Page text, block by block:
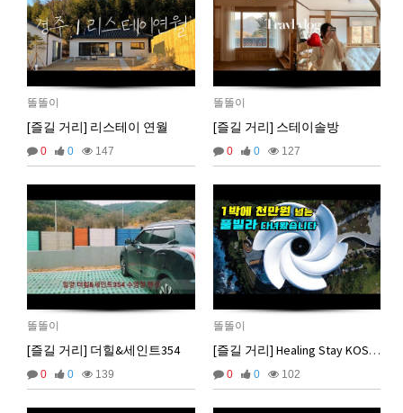
똘똘이
[즐길 거리] 리스테이 연월
0 0 147
똘똘이
[즐길 거리] 스테이솔방
0 0 127
똘똘이
[즐길 거리] 더힐&세인트354
0 0 139
똘똘이
[즐길 거리] Healing Stay KOSMOS 힐링 스테이 코스모스
0 0 102
2026년 01월 03일 토요일
비회원7dck40vnii67gh999kiubtnpip 1명 14:37:56
비회원86967n2tb0iacdl6lpcidp6hm1
2026년 03월 10일 화요일
비회원8e48be417jjo2ju090lv65fnf5 일본인이 카레가 맛있으면 하는말은?
10:41:52
비회원8e48be417jjo2ju090lv65fnf5
와 카레 마시따!
10:41:56
카레 존마탱구리징 헤헤 11:58:03
2026년 05월 21일 목요일
2026년 06월 29일 월요일
비회원cv1rccvcel78c8euddvjfsl49j ㅣ